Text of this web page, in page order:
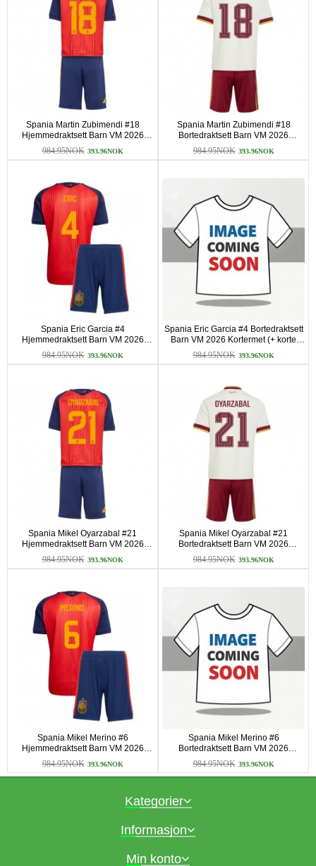
Spania Martin Zubimendi #18
Hjemmedraktsett Barn VM 2026
Kortermet (+ korte bukser)
984.95NOK 393.96NOK
Spania Martin Zubimendi #18
Bortedraktsett Barn VM 2026
Kortermet (+ korte bukser)
984.95NOK 393.96NOK
Spania Eric Garcia #4
Hjemmedraktsett Barn VM 2026
Kortermet (+ korte bukser)
984.95NOK 393.96NOK
Spania Eric Garcia #4 Bortedraktsett
Barn VM 2026 Kortermet (+ korte
bukser)
984.95NOK 393.96NOK
Spania Mikel Oyarzabal #21
Hjemmedraktsett Barn VM 2026
Kortermet (+ korte bukser)
984.95NOK 393.96NOK
Spania Mikel Oyarzabal #21
Bortedraktsett Barn VM 2026
Kortermet (+ korte bukser)
984.95NOK 393.96NOK
Spania Mikel Merino #6
Hjemmedraktsett Barn VM 2026
Kortermet (+ korte bukser)
984.95NOK 393.96NOK
Spania Mikel Merino #6
Bortedraktsett Barn VM 2026
Kortermet (+ korte bukser)
984.95NOK 393.96NOK
Kategorier
Informasjon
Min konto